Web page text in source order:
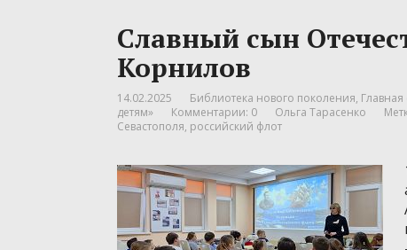
Славный сын
Корнилов
14.02.2025 Библиотека нового поколения,
детям»
Комментарии: 0 Ольга Тарасенко
Севастополя, российский флот